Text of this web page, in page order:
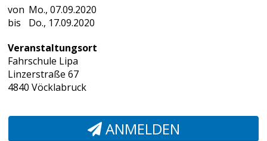
Mo., 07.09.2020
Do., 17.09.2020
Veranstaltungsort
Fahrschule Lipa
Linzerstraße 67
4840 Vöcklabruck
ANMELDEN